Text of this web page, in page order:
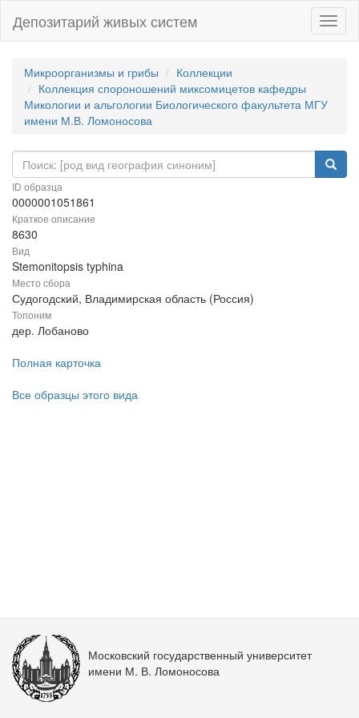
Депозитарий живых систем
Микроорганизмы и грибы
Коллекции
Коллекция спороношений миксомицетов кафедры
Микологии и альгологии Биологического факультета МГУ
имени М.В. Ломоносова
ID образца
0000001051861
Краткое описание
8630
Вид
Stemonitopsis typhina
Место сбора
Судогодский, Владимирская область (Россия)
Топоним
дер. Лобаново
Полная карточка
Все образцы этого вида
Московский государственный университет
имени М. В. Ломоносова